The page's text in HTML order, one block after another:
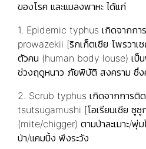
ของโรค และแมลงพาหะ ได้แก่
1. Epidemic typhus เกิดจากกา
prowazekii [ริกเก็ตเซีย โพรวาเ
ตัวคน (human body louse) เป็น
ช่วงฤดูหนาว ภัยพิบัติ สงคราม ซึ่
2. Scrub typhus เกิดจากการติ
tsutsugamushi [โอเรียนเชีย ซูซู
(mite/chigger) ตามป่าละเมาะ/พุ่ม
ป่า/แคมปิ้ง พึงระวัง